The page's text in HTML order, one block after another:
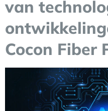
van
Cocon Fiber